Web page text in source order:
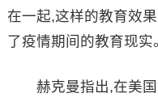
在一起,这样的教育效
了疫情期间的教育现实
赫克曼指出,在美国,